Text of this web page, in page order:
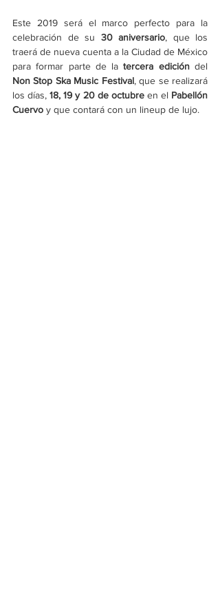
Este 2019 será el marco perfecto para la
celebración de su 30 aniversario, que los
traerá de nueva cuenta a la Ciudad de México
para formar parte de la tercera edición
Non Stop Ska Music Festival, que se realizará
los días, 18, 19 y 20 de octubre en el Pabellón
Cuervo y que contará con un lineup de lujo.